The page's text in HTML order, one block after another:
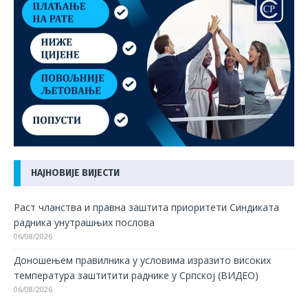
НАЈНОВИЈЕ ВИЈЕСТИ
Раст чланства и правна заштита приоритети Синдиката
радника унутрашњих послова
06/08/2026
Доношењем правилника у условима изразито високих
температура заштитити раднике у Српској (ВИДЕО)
06/08/2026